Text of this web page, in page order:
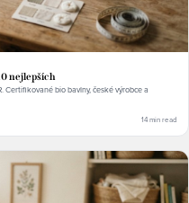
nejlepších
bio bavlny, české výrobce a
14 min read